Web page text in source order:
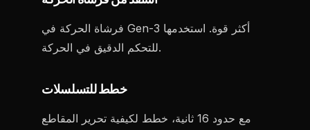
فرشاة الحركة في Gen-3 أكثر قوة. استخدمها
للتحكم الدقيق في الحركة.
خطط للتسلسلات
مع حدود 16 ثانية، خطط لكيفية تحرير المقاطع